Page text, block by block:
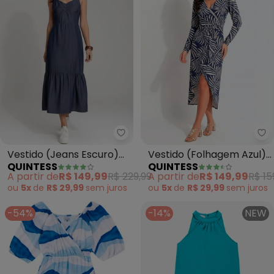
Quintess - Vestido (Jeans
Vestido (Jeans Escuro)
em Jeans
QUINTESS
A partir deR$ 149,99R$ 229,99
ou 5x de R$ 29,99 sem juros
Vestido (Folhagem Azul)
em Malha de Viscose
QUINTESS
A partir deR$ 149,99R$
ou 5x de R$ 29,99 sem juros
-54% -14% NEW